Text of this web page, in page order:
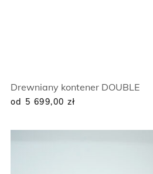
Drewniany kontener DOUBLE
od 5 699,00 zł